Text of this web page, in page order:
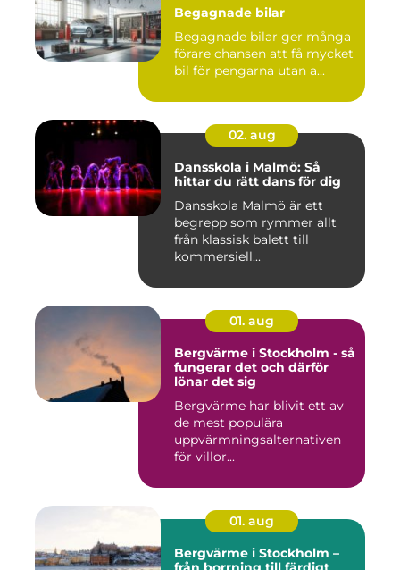
Begagnade bilar
Begagnade bilar ger många
förare chansen att få mycket
bil för pengarna utan a...
02. aug
Dansskola i Malmö: Så
hittar du rätt dans för dig
Dansskola Malmö är ett
begrepp som rymmer allt
från klassisk balett till
kommersiell...
01. aug
Bergvärme i Stockholm - så
fungerar det och därför
lönar det sig
Bergvärme har blivit ett av
de mest populära
uppvärmningsalternativen
för villor...
01. aug
Bergvärme i Stockholm –